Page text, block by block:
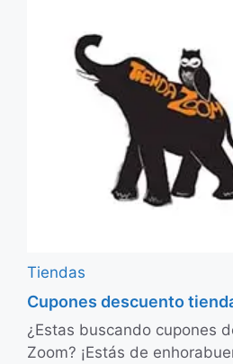
Tiendas
Cupones descuento
¿Estas buscando cupones
Zoom? ¡Estás de